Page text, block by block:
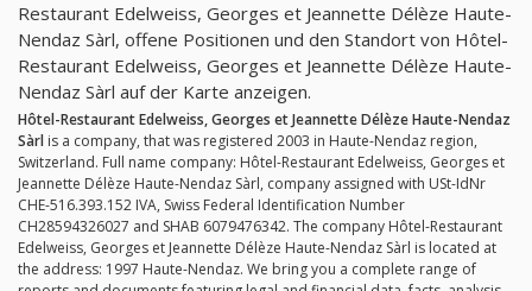
Restaurant Edelweiss, Georges et Jeannette Délèze Haute-
Nendaz Sàrl, offene Positionen und den Standort von Hôtel-
Restaurant Edelweiss, Georges et Jeannette Délèze Haute-
Nendaz Sàrl auf der Karte anzeigen.
Hôtel-Restaurant Edelweiss, Georges et Jeannette Délèze Haute-Nendaz
Sàrl is a company, that was registered 2003 in Haute-Nendaz region,
Switzerland. Full name company: Hôtel-Restaurant Edelweiss, Georges et
Jeannette Délèze Haute-Nendaz Sàrl, company assigned with USt-IdNr
CHE-516.393.152 IVA, Swiss Federal Identification Number
CH28594326027 and SHAB 6079476342. The company Hôtel-Restaurant
Edelweiss, Georges et Jeannette Délèze Haute-Nendaz Sàrl is located at
the address: 1997 Haute-Nendaz. We bring you a complete range of